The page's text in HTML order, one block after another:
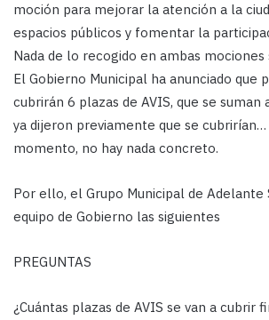
moción para mejorar la atención a la
espacios públicos y fomentar la
Nada de lo recogido en ambas mociones
El Gobierno Municipal ha anunciado que
cubrirán 6 plazas de AVIS, que se suman
ya dijeron previamente que se cubrirían…
momento, no hay nada concreto.
Por ello, el Grupo Municipal de
equipo de Gobierno las siguientes
PREGUNTAS
¿Cuántas plazas de AVIS se van a cubrir